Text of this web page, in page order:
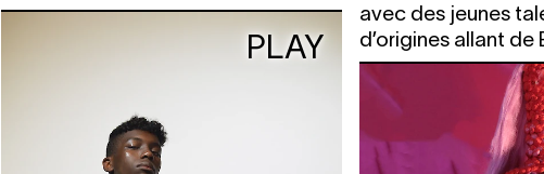
avec des jeunes
d’origines allant de
PLAY